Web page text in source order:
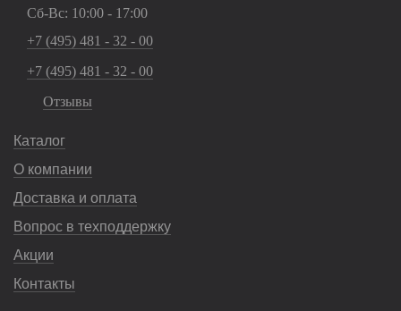
Сб-Вс: 10:00 - 17:00
+7 (495) 481 - 32 - 00
+7 (495) 481 - 32 - 00
Отзывы
Каталог
О компании
Доставка и оплата
Вопрос в техподдержку
Акции
Контакты